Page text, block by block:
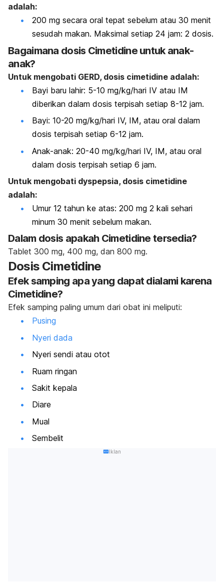
adalah:
200 mg secara oral tepat sebelum atau 30 menit
sesudah makan. Maksimal setiap 24 jam: 2 dosis.
Bagaimana dosis Cimetidine untuk anak-
anak?
Untuk mengobati GERD, dosis cimetidine adalah:
Bayi baru lahir: 5-10 mg/kg/hari IV atau IM
diberikan dalam dosis terpisah setiap 8-12 jam.
Bayi: 10-20 mg/kg/hari IV, IM, atau oral dalam
dosis terpisah setiap 6-12 jam.
Anak-anak: 20-40 mg/kg/hari IV, IM, atau oral
dalam dosis terpisah setiap 6 jam.
Untuk mengobati dyspepsia, dosis cimetidine
adalah:
Umur 12 tahun ke atas: 200 mg 2 kali sehari
minum 30 menit sebelum makan.
Dalam dosis apakah Cimetidine tersedia?
Tablet 300 mg, 400 mg, dan 800 mg.
Dosis Cimetidine
Efek samping apa yang dapat dialami karena
Cimetidine?
Efek samping paling umum dari obat ini meliputi:
Pusing
Nyeri dada
Nyeri sendi atau otot
Ruam ringan
Sakit kepala
Diare
Mual
Sembelit
Iklan